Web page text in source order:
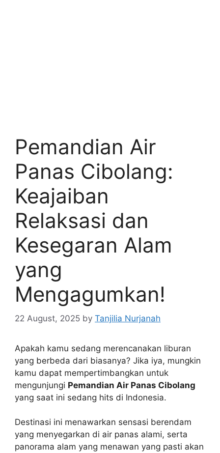
Pemandian Air
Panas Cibolang:
Keajaiban
Relaksasi dan
Kesegaran Alam
yang
Mengagumkan!
22 August, 2025 by Tanjilia Nurjanah
Apakah kamu sedang merencanakan liburan
yang berbeda dari biasanya? Jika iya, mungkin
kamu dapat mempertimbangkan untuk
mengunjungi Pemandian Air Panas Cibolang
yang saat ini sedang hits di Indonesia.
Destinasi ini menawarkan sensasi berendam
yang menyegarkan di air panas alami, serta
panorama alam yang menawan yang pasti akan